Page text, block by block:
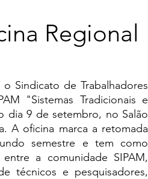
Regional
Sindicato de Trabalhadores
"Sistemas Tradicionais e
dia 9 de setembro, no Salão
A oficina marca a retomada
semestre e tem como
a comunidade SIPAM,
técnicos e pesquisadores,